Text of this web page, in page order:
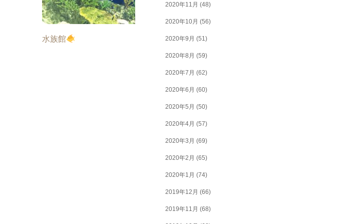
水族館
2020年11月 (48)
2020年10月 (56)
2020年9月 (51)
2020年8月 (59)
2020年7月 (62)
2020年6月 (60)
2020年5月 (50)
2020年4月 (57)
2020年3月 (69)
2020年2月 (65)
2020年1月 (74)
2019年12月 (66)
2019年11月 (68)